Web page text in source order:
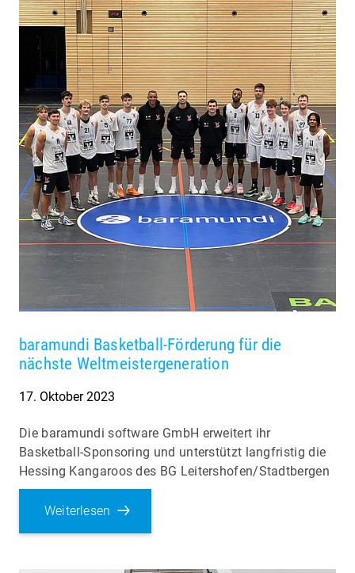
baramundi Basketball-Förderung für die
nächste Weltmeistergeneration
17. Oktober 2023
Die baramundi software GmbH erweitert ihr
Basketball-Sponsoring und unterstützt langfristig die
Hessing Kangaroos des BG Leitershofen/Stadtbergen
Weiterlesen